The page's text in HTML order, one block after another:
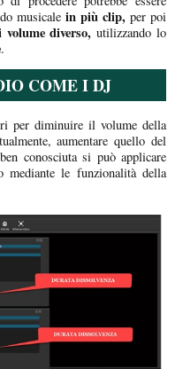
musicale in più clip, per poi
diverso, utilizzando lo
.
COME I DJ
per diminuire il volume della
aumentare quello del
conosciuta si può applicare
le funzionalità della